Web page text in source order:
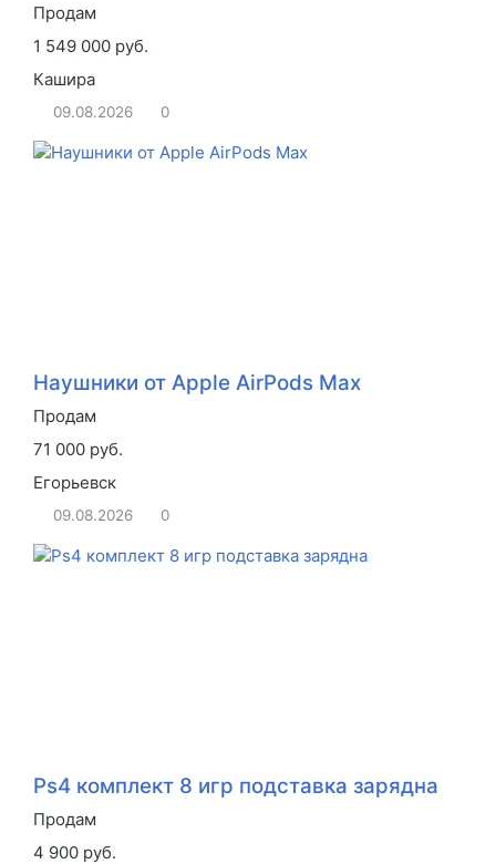
Продам
1 549 000 руб.
Кашира
09.08.2026 0
Наушники от Apple AirPods Max
Продам
71 000 руб.
Егорьевск
09.08.2026 0
Ps4 комплект 8 игр подставка зарядна
Продам
4 900 руб.